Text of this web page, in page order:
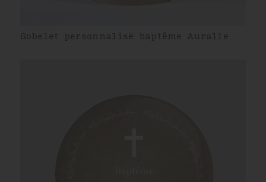
Gobelet personnalisé baptême Auralie